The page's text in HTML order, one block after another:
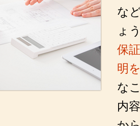
な
ょ
保
明
な
内